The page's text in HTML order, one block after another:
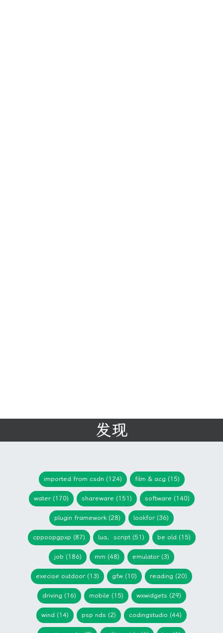
发现
imported from csdn (124) film & acg (15)
water (170) shareware (151) software (140)
plugin framework (28) lookfor (36)
cppoopgpxp (87) lua，script (51) be old (15)
job (186) mm (48) emulator (3)
execise outdoor (13) gfw (10) reading (20)
driving (16) mobile (15) wxwidgets (29)
wind (14) psp nds (2) codingstudio (44)